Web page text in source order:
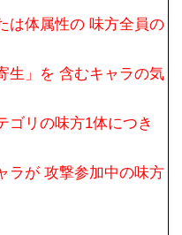
は体属性の 味方全員の
生」を 含むキャラの気
ゴリの味方1体につき
ラが 攻撃参加中の味方